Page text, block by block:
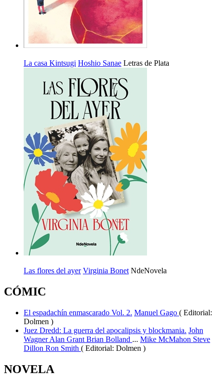
La casa Kintsugi Hoshio Sanae Letras de Plata
Las flores del ayer Virginia Bonet NdeNovela
CÓMIC
El espadachín enmascarado Vol. 2. Manuel Gago ( Editorial:
Dolmen )
Juez Dredd: La guerra del apocalipsis y blockmania. John
WagnerAlan Grant Brian Bolland ... Mike McMahon Steve
Dillon Ron Smith ( Editorial: Dolmen )
NOVELA